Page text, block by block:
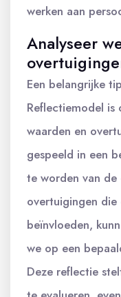
werken aan
Analyseer
Een belangrijke
Reflectiemodel is
waarden en
gespeeld in een
te worden van
overtuigingen die
beïnvloeden,
we op een
Deze reflectie